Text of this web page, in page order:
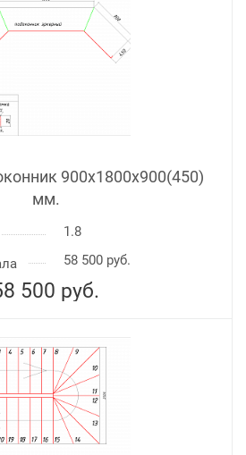
900х1800х900(450)
мм.
1.8
58 500 руб.
500 руб.